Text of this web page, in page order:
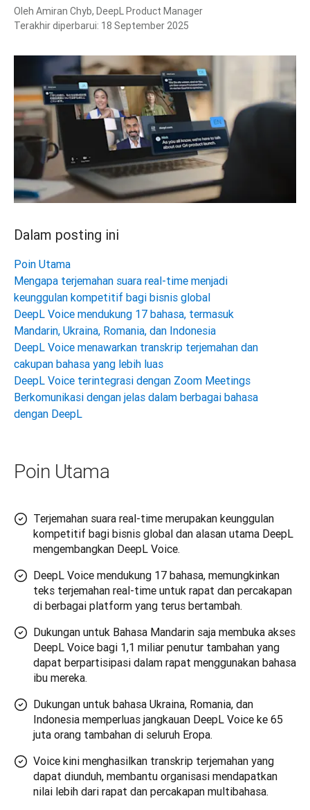
Oleh Amiran Chyb, DeepL Product Manager
Terakhir diperbarui: 18 September 2025
Dalam posting ini
Poin Utama
Mengapa terjemahan suara real-time menjadi
keunggulan kompetitif bagi bisnis global
DeepL Voice mendukung 17 bahasa, termasuk
Mandarin, Ukraina, Romania, dan Indonesia
DeepL Voice menawarkan transkrip terjemahan dan
cakupan bahasa yang lebih luas
DeepL Voice terintegrasi dengan Zoom Meetings
Berkomunikasi dengan jelas dalam berbagai bahasa
dengan DeepL
Poin Utama
Terjemahan suara real-time merupakan keunggulan
kompetitif bagi bisnis global dan alasan utama DeepL
mengembangkan DeepL Voice.
DeepL Voice mendukung 17 bahasa, memungkinkan
teks terjemahan real-time untuk rapat dan percakapan
di berbagai platform yang terus bertambah.
Dukungan untuk Bahasa Mandarin saja membuka akses
DeepL Voice bagi 1,1 miliar penutur tambahan yang
dapat berpartisipasi dalam rapat menggunakan bahasa
ibu mereka.
Dukungan untuk bahasa Ukraina, Romania, dan
Indonesia memperluas jangkauan DeepL Voice ke 65
juta orang tambahan di seluruh Eropa.
Voice kini menghasilkan transkrip terjemahan yang
dapat diunduh, membantu organisasi mendapatkan
nilai lebih dari rapat dan percakapan multibahasa.